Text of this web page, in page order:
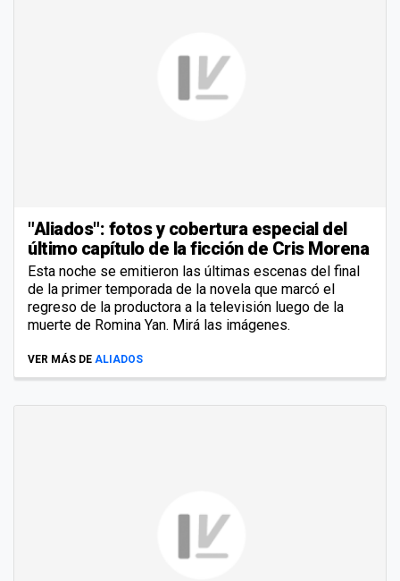
"Aliados": fotos y cobertura especial del
último capítulo de la ficción de Cris Morena
Esta noche se emitieron las últimas escenas del final
de la primer temporada de la novela que marcó el
regreso de la productora a la televisión luego de la
muerte de Romina Yan. Mirá las imágenes.
VER MÁS DE ALIADOS